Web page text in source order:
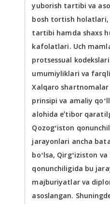
yuborish tartibi va
bosh tortish holatlari,
tartibi hamda shaxs
kafolatlari. Uch
protsessual
umumiyliklari va
Xalqaro shartnomalar
prinsipi va amaliy
alohida eʼtibor
Qozogʻiston
jarayonlari ancha
boʻlsa, Qirgʻiziston
qonunchiligida bu
majburiyatlar va
asoslangan.